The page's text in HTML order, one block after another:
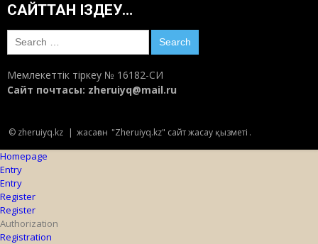
САЙТТАН ІЗДЕУ…
Search
for:
Мемлекеттік тіркеу № 16182-СИ
Сайт почтасы: zheruiyq@mail.ru
© zheruiyq.kz | жасаған "Zheruiyq.kz" сайт жасау қызметі .
Homepage
Entry
Entry
Register
Register
Authorization
Registration